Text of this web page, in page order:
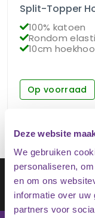
Deze website
We gebruiken
personaliseren,
en om ons
informatie over uw
partners voor
Split-Topper
100% katoen
Rondom
10cm
Op voorraad
Schrijf